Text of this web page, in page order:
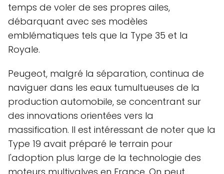
temps de voler de ses propres ailes,
débarquant avec ses modèles
emblématiques tels que la Type 35 et la
Royale.
Peugeot, malgré la séparation, continua de
naviguer dans les eaux tumultueuses de la
production automobile, se concentrant sur
des innovations orientées vers la
massification. Il est intéressant de noter que la
Type 19 avait préparé le terrain pour
l'adoption plus large de la technologie des